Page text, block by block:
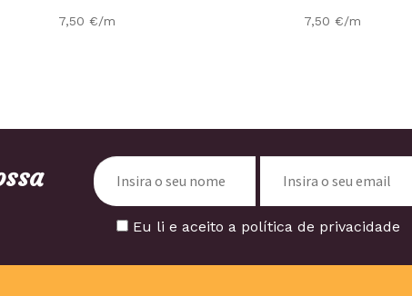
7,50 €/m 7,50 €/m
Eu li e aceito a política de privacidade